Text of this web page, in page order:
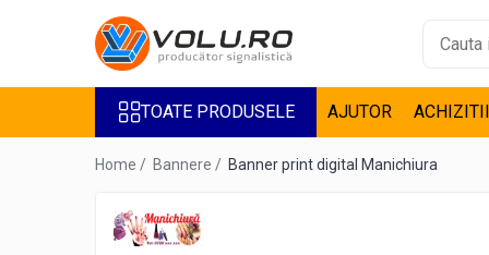
Toate Produsele
Accesorii Steaguri
Casete Luminoase
Design interior
TOATE PRODUSELE AJUTOR
Home / Bannere / Banner print digital Manichiura